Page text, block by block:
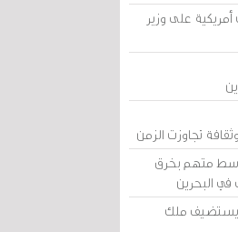
على وزير
تجاوزت الزمن
متهم بخرق
البحرين
يستضيف ملك